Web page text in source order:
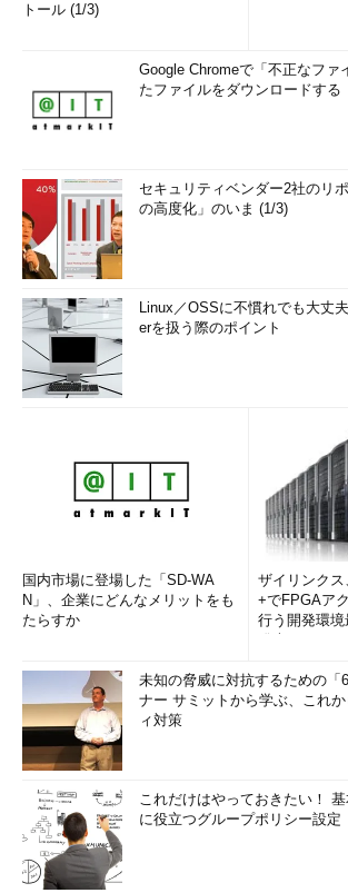
のうち、先頭から64bit以上、0が連続する状態
この処理には多大な試行が必要になるため、
採掘できるのは約10分に1回程度である。計算
加にはいつも10分程度の時間がかかるように
新しいブロックが見つかれば、それをブロッ
に追加してネットワーク全体に送信する。チ
で、後ろに新ブロックが追加された時点で、
んは非常に難しいものになる。ハッシュ値を
クの内容を偽装するのは困難だからだ。これに
「未確認」状態だったトランザクションは「
ブロックの追加
状態のトランザクションを集めて、さらにブロックのハ
ュ値がある特定の条件を満たすようなnonce値を求める必
がある。一番早くマイニングが完了したブロックだけが正
のチェーンに追加でき、その報酬を得られる。ブロックの
加は、平均して10分に1回程度行われる。
新しいブロックを採掘できた場合はその報酬
採掘者に譲与される（これは現在の報酬。だい
減することになっている。2016年中には
トール (1/3)
Google Chromeで「不正なファ
たファイルをダウンロードする
セキュリティベンダー2社のリ
の高度化」のいま (1/3)
Linux／OSSに不慣れでも大丈
erを扱う際のポイント
国内市場に登場した「SD-WA
N」、企業にどんなメリットをも
たらすか
ザイリンクス
+でFPGAア
行う開発環
未知の脅威に対抗するための
ナー サミットから学ぶ、これ
ィ対策
これだけはやっておきたい！
に役立つグループポリシー設定